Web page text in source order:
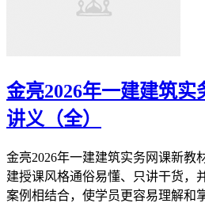
金亮2026年一建建筑
讲义（全）
金亮2026年一建建筑实务网课新教
建授课风格通俗易懂、只讲干货，
案例相结合，使学员更容易理解和